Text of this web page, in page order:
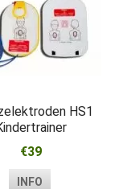
HS1
€39
INFO